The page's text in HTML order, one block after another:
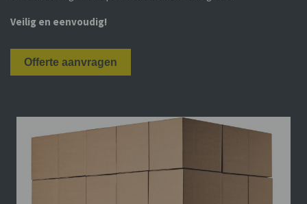
Veilig en eenvoudig!
Offerte aanvragen